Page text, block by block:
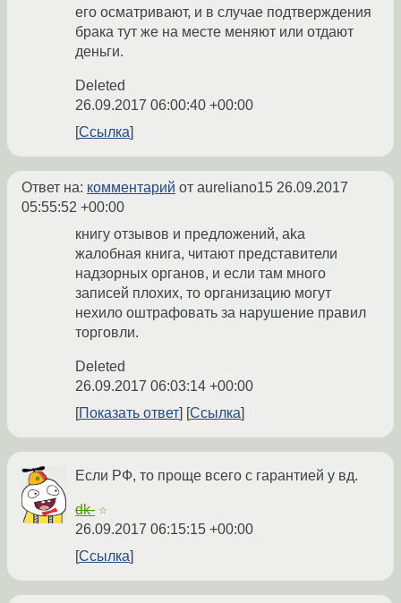
его осматривают, и в случае подтверждения
брака тут же на месте меняют или отдают
деньги.
Deleted
26.09.2017 06:00:40 +00:00
Ссылка
Ответ на: комментарий от aureliano15 26.09.2017
05:55:52 +00:00
книгу отзывов и предложений, aka
жалобная книга, читают представители
надзорных органов, и если там много
записей плохих, то организацию могут
нехило оштрафовать за нарушение правил
торговли.
Deleted
26.09.2017 06:03:14 +00:00
Показать ответ
Ссылка
Если РФ, то проще всего с гарантией у вд.
dk- ☆
26.09.2017 06:15:15 +00:00
Ссылка